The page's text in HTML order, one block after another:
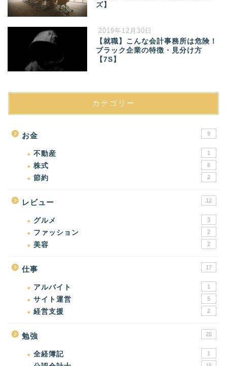
ズ】
2019年12月30日
【就職】こんな会計事務所は危険！
ブラック企業の特徴・見分け方
【7S】
カテゴリー
お金 9
不動産 1
株式 6
節約 2
レビュー 12
グルメ 3
ファッション 2
美容 2
仕事 17
アルバイト 1
サイト運営 5
経営支援 2
勉強 25
全経簿記 1